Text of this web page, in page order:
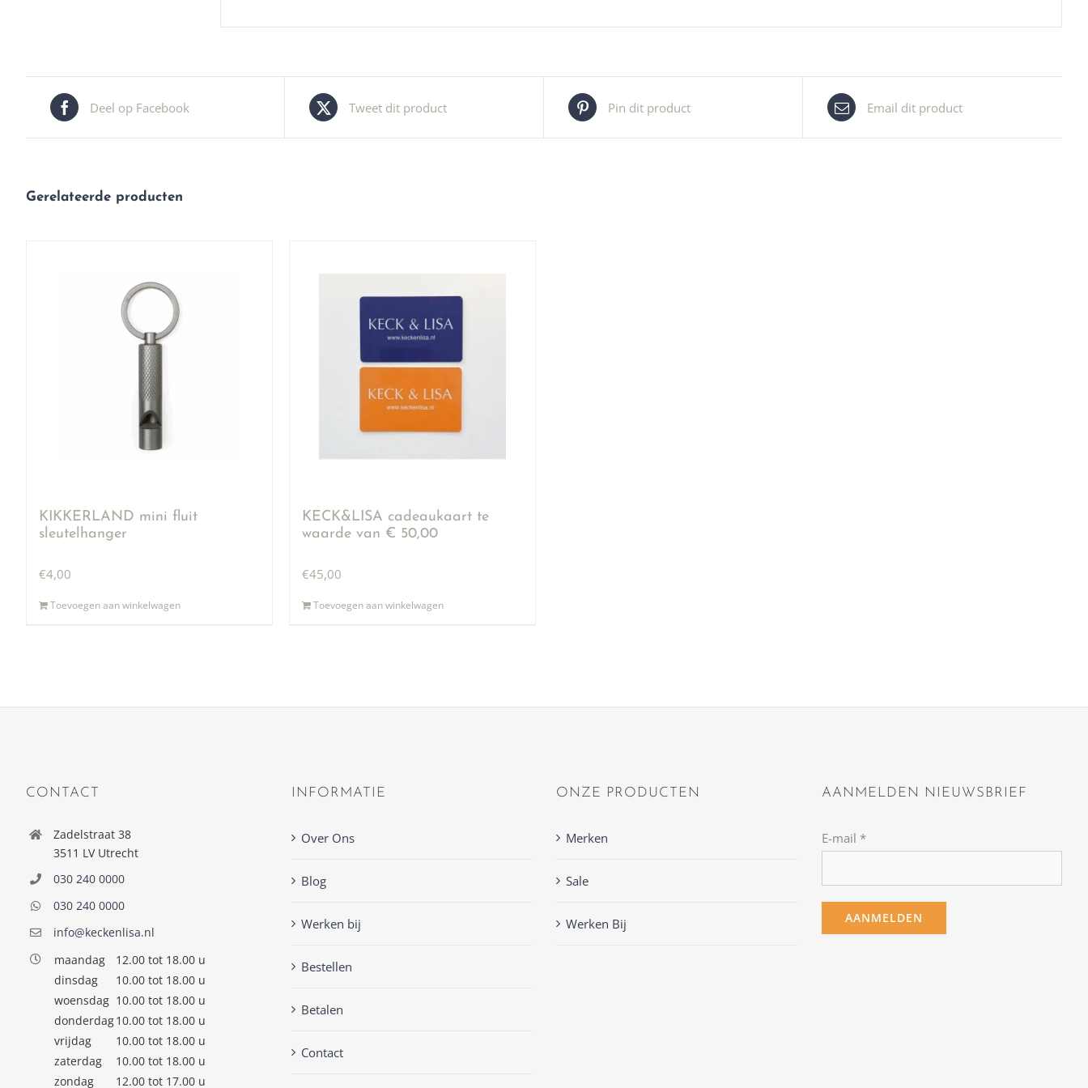
Deel op Facebook Tweet dit product Pin dit product Email dit product
Gerelateerde producten
KIKKERLAND mini fluit
sleutelhanger
€4,00
Toevoegen aan winkelwagen
KECK&LISA cadeaukaart te
waarde van € 50,00
€45,00
Toevoegen aan winkelwagen
CONTACT
Zadelstraat 38
3511 LV Utrecht
030 240 0000
030 240 0000
info@keckenlisa.nl
maandag
12.00 tot 18.00 u
dinsdag
10.00 tot 18.00 u
woensdag 10.00 tot 18.00 u
donderdag10.00 tot 18.00 u
vrijdag
10.00 tot 18.00 u
zaterdag
10.00 tot 18.00 u
zondag
12.00 tot 17.00 u
INFORMATIE
Over Ons
Blog
Werken bij
Bestellen
Betalen
Contact
ONZE PRODUCTEN
Merken
Sale
Werken Bij
AANMELDEN NIEUWSBRIEF
E-mail *